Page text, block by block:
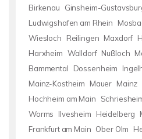
Birkenau
Ginsheim-
Ludwigshafen am Rhein
Wiesloch
Reilingen Maxdorf
Harxheim Walldorf Nußloch
Bammental
Dossenheim
Mainz-Kostheim
Mauer Mainz
Hochheim am Main
Worms
Ilvesheim Heidelberg
Frankfurt am Main Ober Olm